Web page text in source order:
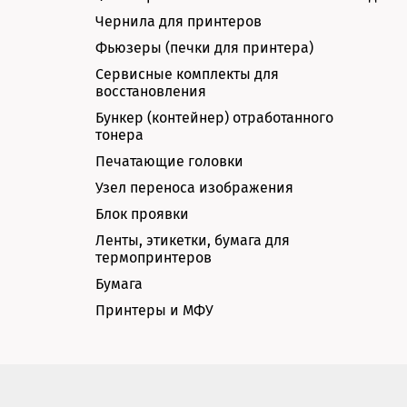
Чернила для принтеров
Фьюзеры (печки для принтера)
Сервисные комплекты для
восстановления
Бункер (контейнер) отработанного
тонера
Печатающие головки
Узел переноса изображения
Блок проявки
Ленты, этикетки, бумага для
термопринтеров
Бумага
Принтеры и МФУ